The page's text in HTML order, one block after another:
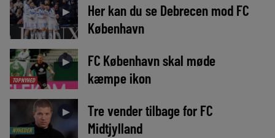
►
Her kan du se Debrecen mod FC
København
TOPNYHED
►
FC København skal møde
kæmpe ikon
NYHEDER
►
Tre vender tilbage for FC
Midtjylland